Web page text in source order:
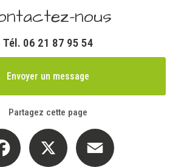
nous
Tél. 06 21 87 95 54
Envoyer un message
Partagez cette page
Facebook